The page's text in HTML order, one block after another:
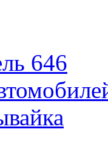
646